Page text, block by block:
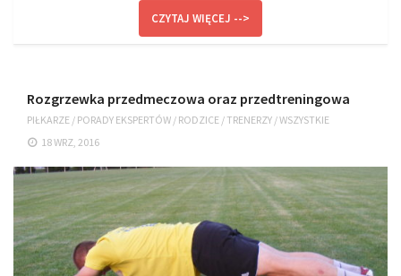
CZYTAJ WIĘCEJ -->
Rozgrzewka przedmeczowa oraz przedtreningowa
PIŁKARZE / PORADY EKSPERTÓW / RODZICE /TRENERZY /WSZYSTKIE
18 WRZ, 2016